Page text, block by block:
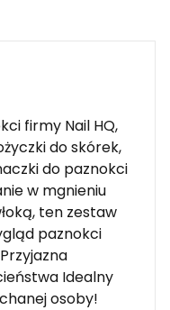
firmy Nail HQ,
do skórek,
do paznokci
w mgnieniu
ten zestaw
paznokci
Idealny
osoby!